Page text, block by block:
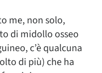
me, non solo,
di midollo osseo
c’è qualcuna
di più) che ha